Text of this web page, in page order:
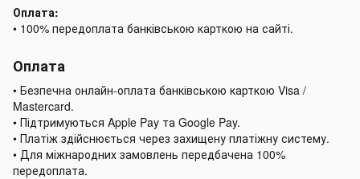
Оплата:
• 100% передоплата банківською карткою на сайті.
Оплата
• Безпечна онлайн-оплата банківською карткою Visa /
Mastercard.
• Підтримуються Apple Pay та Google Pay.
• Платіж здійснюється через захищену платіжну систему.
• Для міжнародних замовлень передбачена 100%
передоплата.